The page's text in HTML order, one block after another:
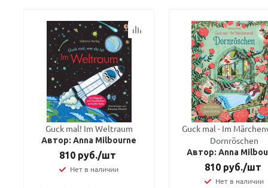
Guck mal! Im Weltraum
Автор: Anna Milbourne
810 руб./шт
Нет в наличии
Guck mal - Im
Dornröschen
Автор: Anna
810руб./шт
Нет в наличии